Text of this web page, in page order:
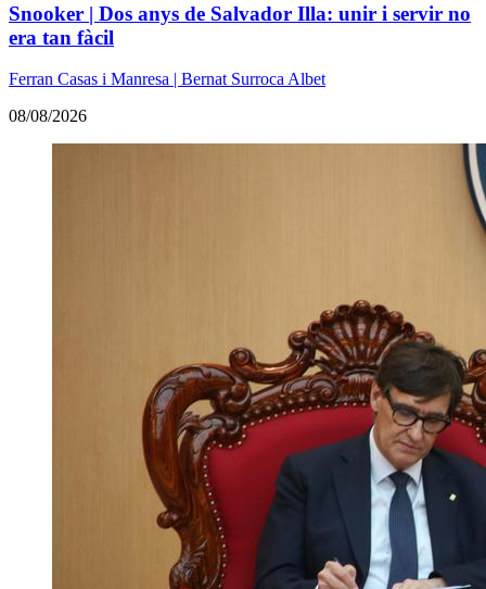
Snooker | Dos anys de Salvador Illa: unir i servir no
era tan fàcil
Ferran Casas i Manresa | Bernat Surroca Albet
08/08/2026